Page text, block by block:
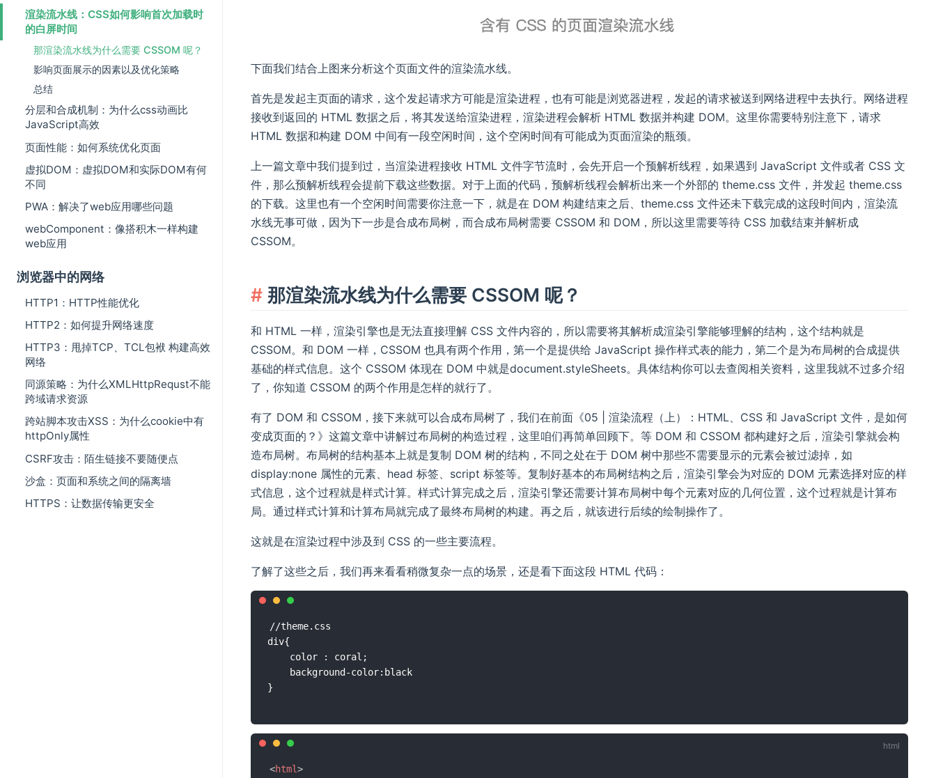
渲染流水线：CSS如何影响首次加载时
的白屏时间
那渲染流水线为什么需要 CSSOM 呢？
影响页面展示的因素以及优化策略
总结
分层和合成机制：为什么css动画比
JavaScript高效
页面性能：如何系统优化页面
虚拟DOM：虚拟DOM和实际DOM有何
不同
PWA：解决了web应用哪些问题
webComponent：像搭积木一样构建
web应用
浏览器中的网络
HTTP1：HTTP性能优化
HTTP2：如何提升网络速度
HTTP3：甩掉TCP、TCL包袱 构建高效
网络
同源策略：为什么XMLHttpRequst不能
跨域请求资源
跨站脚本攻击XSS：为什么cookie中有
httpOnly属性
CSRF攻击：陌生链接不要随便点
沙盒：页面和系统之间的隔离墙
HTTPS：让数据传输更安全
下面我们结合上图来分析这个页面文件的渲染流水线。
首先是发起主页面的请求，这个发起请求方可能是渲染进程，也有可能是浏览器进程，发起的请求被送到网络进程中去执行。网络进程
接收到返回的 HTML 数据之后，将其发送给渲染进程，渲染进程会解析 HTML 数据并构建 DOM。这里你需要特别注意下，请求
HTML 数据和构建 DOM 中间有一段空闲时间，这个空闲时间有可能成为页面渲染的瓶颈。
上一篇文章中我们提到过，当渲染进程接收 HTML 文件字节流时，会先开启一个预解析线程，如果遇到 JavaScript 文件或者 CSS 文
件，那么预解析线程会提前下载这些数据。对于上面的代码，预解析线程会解析出来一个外部的 theme.css 文件，并发起 theme.css
的下载。这里也有一个空闲时间需要你注意一下，就是在 DOM 构建结束之后、theme.css 文件还未下载完成的这段时间内，渲染流
水线无事可做，因为下一步是合成布局树，而合成布局树需要 CSSOM 和 DOM，所以这里需要等待 CSS 加载结束并解析成
CSSOM。
那渲染流水线为什么需要 CSSOM 呢？
和 HTML 一样，渲染引擎也是无法直接理解 CSS 文件内容的，所以需要将其解析成渲染引擎能够理解的结构，这个结构就是
CSSOM。和 DOM 一样，CSSOM 也具有两个作用，第一个是提供给 JavaScript 操作样式表的能力，第二个是为布局树的合成提供
基础的样式信息。这个 CSSOM 体现在 DOM 中就是document.styleSheets。具体结构你可以去查阅相关资料，这里我就不过多介绍
了，你知道 CSSOM 的两个作用是怎样的就行了。
有了 DOM 和 CSSOM，接下来就可以合成布局树了，我们在前面《05 | 渲染流程（上）：HTML、CSS 和 JavaScript 文件，是如何
变成页面的？》这篇文章中讲解过布局树的构造过程，这里咱们再简单回顾下。等 DOM 和 CSSOM 都构建好之后，渲染引擎就会构
造布局树。布局树的结构基本上就是复制 DOM 树的结构，不同之处在于 DOM 树中那些不需要显示的元素会被过滤掉，如
display:none 属性的元素、head 标签、script 标签等。复制好基本的布局树结构之后，渲染引擎会为对应的 DOM 元素选择对应的样
式信息，这个过程就是样式计算。样式计算完成之后，渲染引擎还需要计算布局树中每个元素对应的几何位置，这个过程就是计算布
局。通过样式计算和计算布局就完成了最终布局树的构建。再之后，就该进行后续的绘制操作了。
这就是在渲染过程中涉及到 CSS 的一些主要流程。
了解了这些之后，我们再来看看稍微复杂一点的场景，还是看下面这段 HTML 代码：
//theme.css
div{
    color : coral;
    background-color:black
<html>